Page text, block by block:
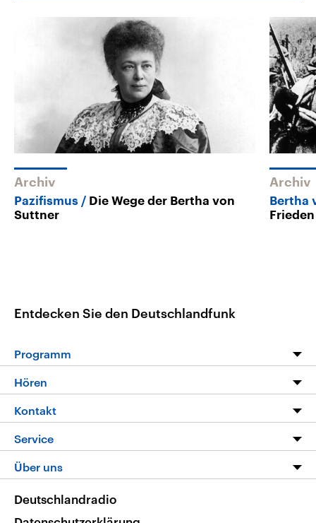
Archiv
Pazifismus
Die Wege der Bertha von
Suttner
Archiv
Bertha
Frieden
Entdecken Sie den Deutschlandfunk
Programm
Programm
Die Nachrichten
Nachrichtenleicht
Neue Beiträge auf dlf.de
Hören
Livestream
Podcasts
Deutschlandfunk App
Nachrichten App
Frequenzen
Kontakt
Hörerservice
Service
FAQ
Veranstaltungen
Über uns
Deutschlandradio